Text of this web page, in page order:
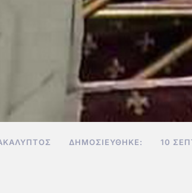
ΔΗΜΟΣΙΕΎΘΗΚΕ: 10